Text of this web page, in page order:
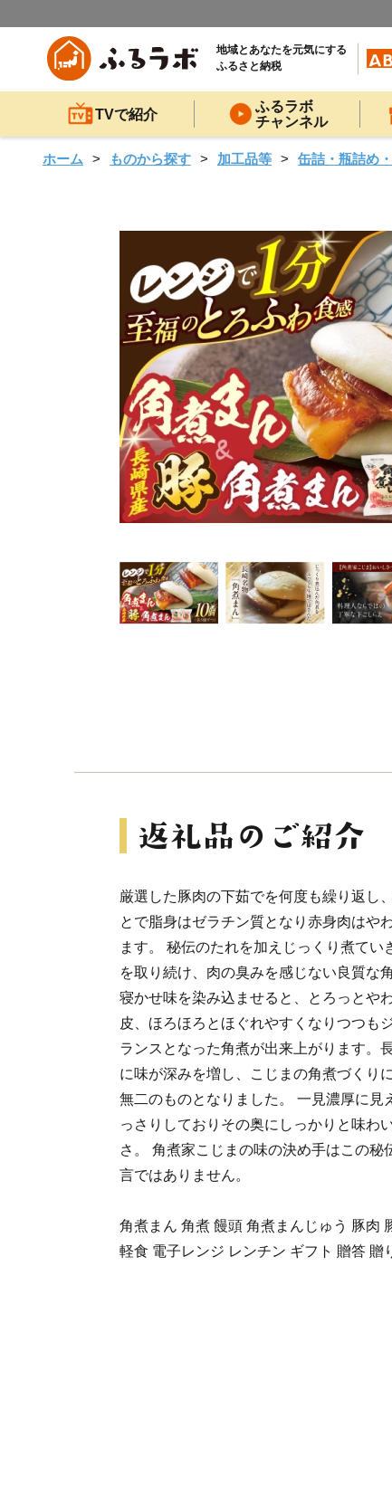
地域とあなたを元気にする
ふるさと納税
TVで紹介
ふるラボ
チャンネル
ホーム ものから探す 加工品等 缶詰・瓶詰め
厳選した豚肉の下茹でを何度も繰り返し
とで脂身はゼラチン質となり赤身肉はや
ます。 秘伝のたれを加えじっくり煮て
を取り続け、肉の臭みを感じない良質な
寝かせ味を染み込ませると、とろっとや
皮、ほろほろとほぐれやすくなりつつも
ランスとなった角煮が出来上がります。
に味が深みを増し、こじまの角煮づくり
無二のものとなりました。 一見濃厚に見
っさりしておりその奥にしっかりと味わ
さ。 角煮家こじまの味の決め手はこの秘
言ではありません。
角煮まん 角煮 饅頭 角煮まんじゅう 豚肉
軽食 電子レンジ レンチン ギフト 贈答 贈